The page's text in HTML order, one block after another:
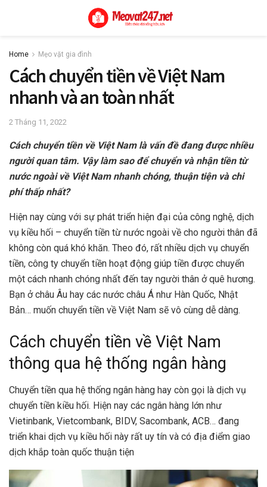
Home Mẹo vặt gia đình
Cách chuyển tiền về Việt Nam
nhanh và an toàn nhất
2 Tháng 11, 2022
Cách chuyển tiền về Việt Nam là vấn đề đang được nhiều
người quan tâm. Vậy làm sao để chuyển và nhận tiền từ
nước ngoài về Việt Nam nhanh chóng, thuận tiện và chi
phí thấp nhất?
Hiện nay cùng với sự phát triển hiện đại của công nghệ, dịch
vụ kiều hối – chuyển tiền từ nước ngoài về cho người thân đã
không còn quá khó khăn. Theo đó, rất nhiều dịch vụ chuyển
tiền, công ty chuyển tiền hoạt động giúp tiền được chuyển
một cách nhanh chóng nhất đến tay người thân ở quê hương.
Bạn ở châu Âu hay các nước châu Á như Hàn Quốc, Nhật
Bản… muốn chuyển tiền về Việt Nam sẽ vô cùng dễ dàng.
Cách chuyển tiền về Việt Nam
thông qua hệ thống ngân hàng
Chuyển tiền qua hệ thống ngân hàng hay còn gọi là dịch vụ
chuyển tiền kiều hối. Hiện nay các ngân hàng lớn như
Vietinbank, Vietcombank, BIDV, Sacombank, ACB… đang
triển khai dịch vụ kiều hối này rất uy tín và có địa điểm giao
dịch khắp toàn quốc thuận tiện